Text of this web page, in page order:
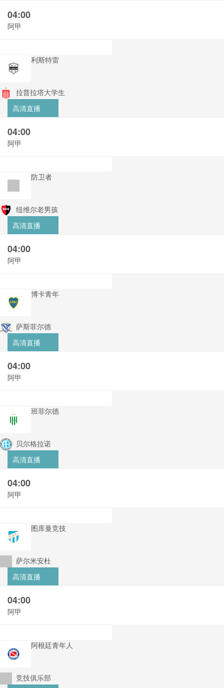
04:00
阿甲
利斯特雷
拉普拉塔大学生
高清直播
04:00
阿甲
防卫者
纽维尔老男孩
高清直播
04:00
阿甲
博卡青年
萨斯菲尔德
高清直播
04:00
阿甲
班菲尔德
贝尔格拉诺
高清直播
04:00
阿甲
图库曼竞技
萨尔米安杜
高清直播
04:00
阿甲
阿根廷青年人
竞技俱乐部